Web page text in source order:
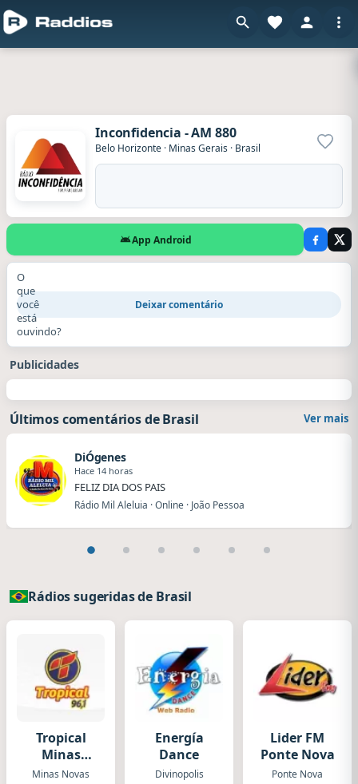
Inconfidencia - AM 880
Belo Horizonte · Minas Gerais · Brasil
App Android
O
que
você
está
ouvindo?
Deixar comentário
Publicidades
Últimos comentários de Brasil Ver mais
DiÓgenes
Hace 14 horas
FELIZ DIA DOS PAIS
Rádio Mil Aleluia · Online · João Pessoa
Rádios sugeridas de Brasil
Tropical
Minas
Novas
Minas Novas
Energía
Dance
Divinopolis
Lider FM
Ponte Nova
Ponte Nova